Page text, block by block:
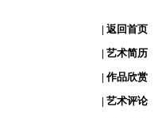
| 返回首页
| 艺术简历
| 作品欣赏
| 艺术评论